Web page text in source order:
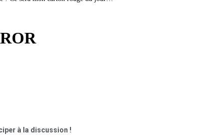
à la discussion !